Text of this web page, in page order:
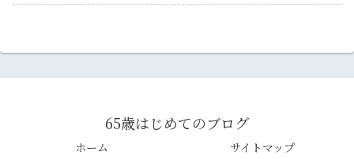
65歳はじめてのブログ
ホーム
サイトマップ